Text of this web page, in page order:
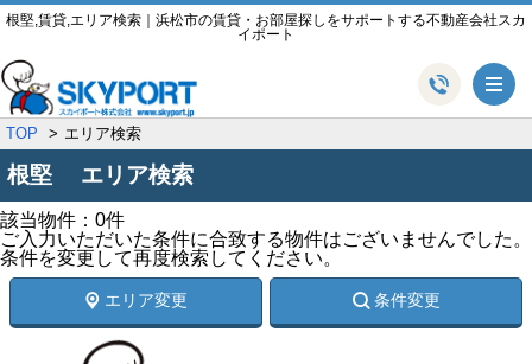
根堅,賃貸,エリア検索｜浜松市の賃貸・お部屋探しをサポートする不動産会社スカ
イポート
TOP エリア検索
根堅 エリア検索
該当物件：0件
ご入力いただいた条件に合致する物件はございませんでした。
条件を変更して再度検索してください。
エリア変更 条件変更